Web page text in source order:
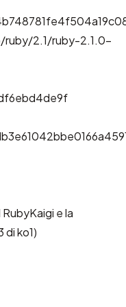
2.1/ruby-2.1.0-
ela
di ko1)